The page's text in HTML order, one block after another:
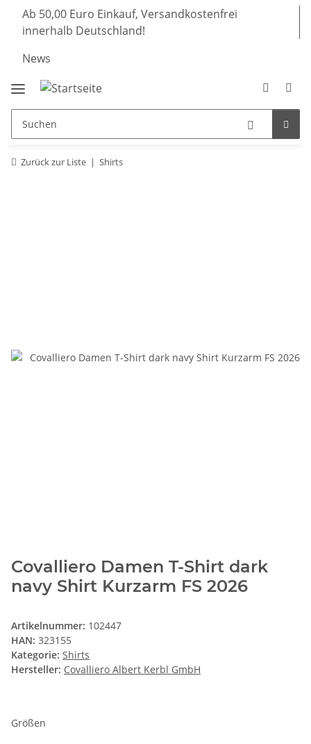
Ab 50,00 Euro Einkauf, Versandkostenfrei
innerhalb Deutschland!
News
Zurück zur Liste Shirts
Covalliero Damen T-Shirt dark
navy Shirt Kurzarm FS 2026
Artikelnummer: 102447
HAN: 323155
Kategorie: Shirts
Hersteller: Covalliero Albert Kerbl GmbH
Größen